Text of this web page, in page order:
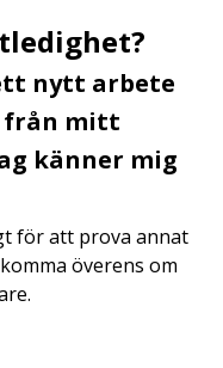
nytt arbete
från mitt
känner mig
för att prova annat
överens om